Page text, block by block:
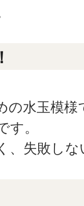
の水玉模
す。
、失敗し